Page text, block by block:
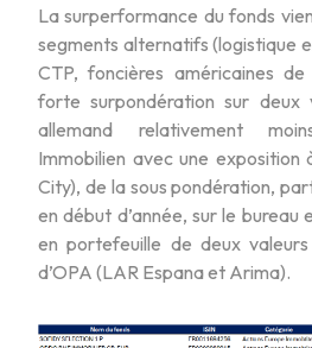
La surperformance du fonds
segments alternatifs (logistique
CTP, foncières américaines
forte surpondération sur deux
allemand relativement
Immobilien avec une
City), de la sous pondération,
en début d’année, sur le bureau
en portefeuille de deux
d’OPA (LAR Espana et Arima).